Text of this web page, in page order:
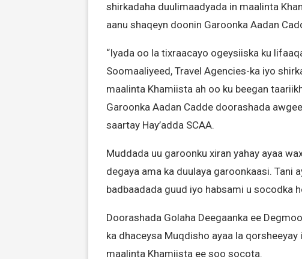
shirkadaha duulimaadyada in maalinta
aanu shaqeyn doonin Garoonka Aadan
“Iyada oo la tixraacayo ogeysiiska ku
Soomaaliyeed, Travel Agencies-ka iyo
maalinta Khamiista ah oo ku beegan
Garoonka Aadan Cadde doorashada
saartay Hay’adda SCAA.
Muddada uu garoonku xiran yahay ayaa
degaya ama ka duulaya garoonkaasi. Tani
badbaadada guud iyo habsami u socodka
Doorashada Golaha Deegaanka ee
ka dhaceysa Muqdisho ayaa la
maalinta Khamiista ee soo socota.